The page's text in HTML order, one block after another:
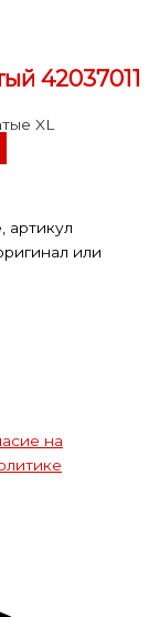
42037011
XL
или
на